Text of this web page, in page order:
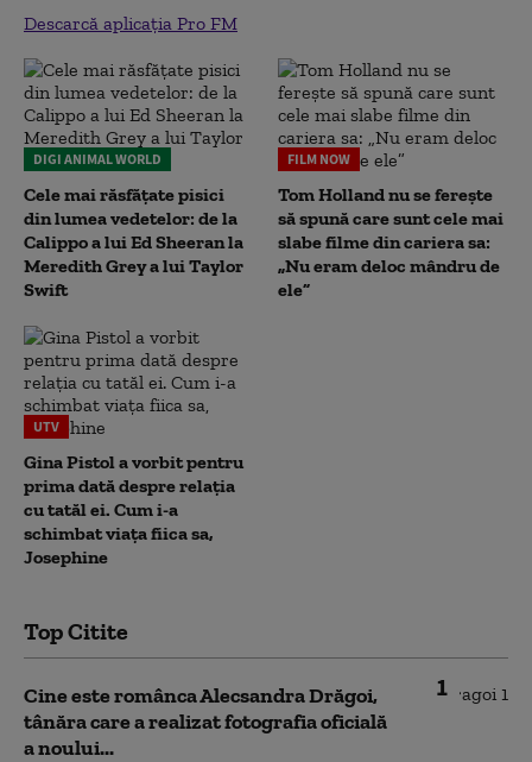
Descarcă aplicația Pro FM
DIGI ANIMAL WORLD
Cele mai răsfățate pisici
din lumea vedetelor: de la
Calippo a lui Ed Sheeran la
Meredith Grey a lui Taylor
Swift
FILM NOW
Tom Holland nu se ferește
să spună care sunt cele mai
slabe filme din cariera sa:
„Nu eram deloc mândru de
ele”
UTV
Gina Pistol a vorbit pentru
prima dată despre relația
cu tatăl ei. Cum i-a
schimbat viața fiica sa,
Josephine
Top Citite
1
Cine este românca Alecsandra Drăgoi,
tânăra care a realizat fotografia oficială
a noului...